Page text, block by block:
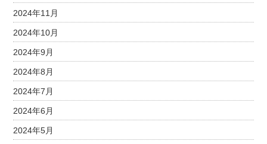
2024年11月
2024年10月
2024年9月
2024年8月
2024年7月
2024年6月
2024年5月